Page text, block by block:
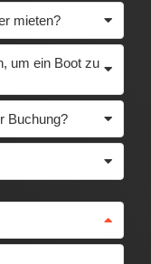
mieten?
um ein Boot zu
Buchung?